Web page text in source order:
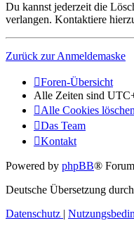
Du kannst jederzeit die
verlangen. Kontaktiere
Zurück zur Anmeldemaske
Foren-Übersicht
Alle Zeiten sind
Alle Cookies
Das Team
Kontakt
Powered by phpBB®
Deutsche Übersetzung durch
Datenschutz |